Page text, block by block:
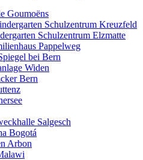
Goumoëns
Schulzentrum Kreuzfeld
Schulzentrum Elzmatte
Pappelweg
bei Bern
Widen
Bern
Salgesch
Bogotá
Arbon